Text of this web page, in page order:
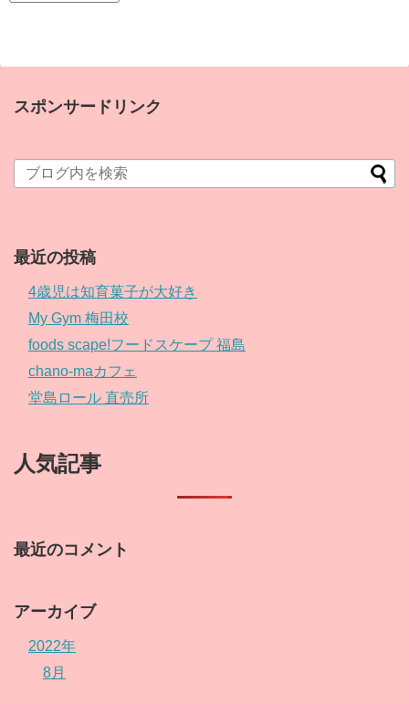
スポンサードリンク
最近の投稿
4歳児は知育菓子が大好き
My Gym 梅田校
foods scape!フードスケープ 福島
chano-maカフェ
堂島ロール 直売所
人気記事
最近のコメント
アーカイブ
2022年
8月